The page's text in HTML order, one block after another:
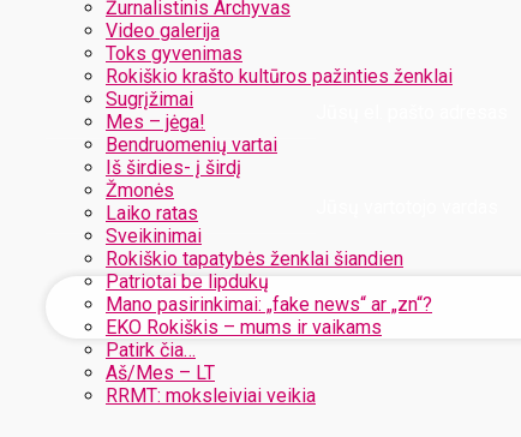
Žurnalistinis Archyvas
Video galerija
Toks gyvenimas
Rokiškio krašto kultūros pažinties ženklai
Sugrįžimai
Mes – jėga!
Bendruomenių vartai
Iš širdies- į širdį
Žmonės
Laiko ratas
Sveikinimai
Rokiškio tapatybės ženklai šiandien
Patriotai be lipdukų
Mano pasirinkimai: „fake news“ ar „zn“?
EKO Rokiškis – mums ir vaikams
Patirk čia…
Aš/Mes – LT
RRMT: moksleiviai veikia